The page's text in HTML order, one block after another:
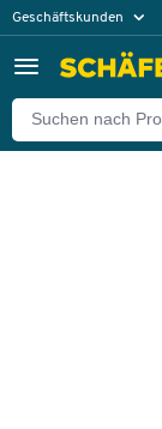
Geschäftskunden
Zurück